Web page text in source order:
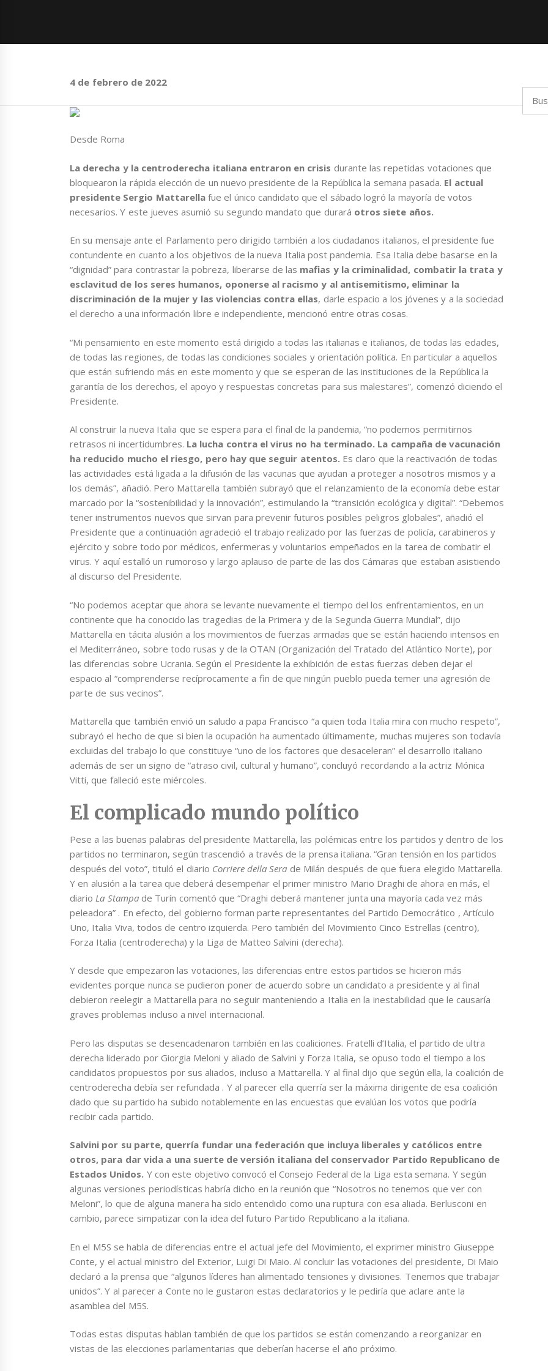
4 de febrero de 2022
Desde Roma
La derecha y la centroderecha italiana entraron en crisis durante las repetidas votaciones que
bloquearon la rápida elección de un nuevo presidente de la República la semana pasada. El actual
presidente Sergio Mattarellafue el único candidato que el sábado logró la mayoría de votos
necesarios. Y este jueves asumió su segundo mandato que durará otros siete años.
En su mensaje ante el Parlamento pero dirigido también a los ciudadanos italianos, el presidente fue
contundente en cuanto a los objetivos de la nueva Italia post pandemia. Esa Italia debe basarse en la
“dignidad” para contrastar la pobreza, liberarse de las mafias y la criminalidad, combatir la trata y
esclavitud de los seres humanos, oponerse al racismo y al antisemitismo, eliminar la
discriminación de la mujer y las violencias contra ellas, darle espacio a los jóvenes y a la sociedad
el derecho a una información libre e independiente, mencionó entre otras cosas.
“Mi pensamiento en este momento está dirigido a todas las italianas e italianos, de todas las edades,
de todas las regiones, de todas las condiciones sociales y orientación política. En particular a aquellos
que están sufriendo más en este momento y que se esperan de las instituciones de la República la
garantía de los derechos, el apoyo y respuestas concretas para sus malestares”, comenzó diciendo el
Presidente.
Al construir la nueva Italia que se espera para el final de la pandemia, “no podemos permitirnos
retrasos ni incertidumbres. La lucha contra el virus no ha terminado. La campaña de vacunación
ha reducido mucho el riesgo, pero hay que seguir atentos. Es claro que la reactivación de todas
las actividades está ligada a la difusión de las vacunas que ayudan a proteger a nosotros mismos y a
los demás”, añadió. Pero Mattarella también subrayó que el relanzamiento de la economía debe estar
marcado por la “sostenibilidad y la innovación”, estimulando la “transición ecológica y digital”. “Debemos
tener instrumentos nuevos que sirvan para prevenir futuros posibles peligros globales”, añadió el
Presidente que a continuación agradeció el trabajo realizado por las fuerzas de policía, carabineros y
ejército y sobre todo por médicos, enfermeras y voluntarios empeñados en la tarea de combatir el
virus. Y aquí estalló un rumoroso y largo aplauso de parte de las dos Cámaras que estaban asistiendo
al discurso del Presidente.
“No podemos aceptar que ahora se levante nuevamente el tiempo del los enfrentamientos, en un
continente que ha conocido las tragedias de la Primera y de la Segunda Guerra Mundial”, dijo
Mattarella en tácita alusión a los movimientos de fuerzas armadas que se están haciendo intensos en
el Mediterráneo, sobre todo rusas y de la OTAN (Organización del Tratado del Atlántico Norte), por
las diferencias sobre Ucrania. Según el Presidente la exhibición de estas fuerzas deben dejar el
espacio al “comprenderse recíprocamente a fin de que ningún pueblo pueda temer una agresión de
parte de sus vecinos”.
Mattarella que también envió un saludo a papa Francisco “a quien toda Italia mira con mucho respeto”,
subrayó el hecho de que si bien la ocupación ha aumentado últimamente, muchas mujeres son todavía
excluidas del trabajo lo que constituye “uno de los factores que desaceleran” el desarrollo italiano
además de ser un signo de “atraso civil, cultural y humano”, concluyó recordando a la actriz Mónica
Vitti, que falleció este miércoles.
El complicado mundo político
Pese a las buenas palabras del presidente Mattarella, las polémicas entre los partidos y dentro de los
partidos no terminaron, según trascendió a través de la prensa italiana. “Gran tensión en los partidos
después del voto”, tituló el diario Corriere della Sera de Milán después de que fuera elegido Mattarella.
Y en alusión a la tarea que deberá desempeñar el primer ministro Mario Draghi de ahora en más, el
diario La Stampade Turín comentó que “Draghi deberá mantener junta una mayoría cada vez más
peleadora” . En efecto, del gobierno forman parte representantes del Partido Democrático , Artículo
Uno, Italia Viva, todos de centro izquierda. Pero también del Movimiento Cinco Estrellas (centro),
Forza Italia (centroderecha) y la Liga de Matteo Salvini (derecha).
Y desde que empezaron las votaciones, las diferencias entre estos partidos se hicieron más
evidentes porque nunca se pudieron poner de acuerdo sobre un candidato a presidente y al final
debieron reelegir a Mattarella para no seguir manteniendo a Italia en la inestabilidad que le causaría
graves problemas incluso a nivel internacional.
Pero las disputas se desencadenaron también en las coaliciones. Fratelli d’Italia, el partido de ultra
derecha liderado por Giorgia Meloni y aliado de Salvini y Forza Italia, se opuso todo el tiempo a los
candidatos propuestos por sus aliados, incluso a Mattarella. Y al final dijo que según ella, la coalición de
centroderecha debía ser refundada . Y al parecer ella querría ser la máxima dirigente de esa coalición
dado que su partido ha subido notablemente en las encuestas que evalúan los votos que podría
recibir cada partido.
Salvini por su parte, querría fundar una federación que incluya liberales y católicos entre
otros, para dar vida a una suerte de versión italiana del conservador Partido Republicano de
Estados Unidos. Y con este objetivo convocó el Consejo Federal de la Liga esta semana. Y según
algunas versiones periodísticas habría dicho en la reunión que “Nosotros no tenemos que ver con
Meloni”, lo que de alguna manera ha sido entendido como una ruptura con esa aliada. Berlusconi en
cambio, parece simpatizar con la idea del futuro Partido Republicano a la italiana.
En el M5S se habla de diferencias entre el actual jefe del Movimiento, el exprimer ministro Giuseppe
Conte, y el actual ministro del Exterior, Luigi Di Maio. Al concluir las votaciones del presidente, Di Maio
declaró a la prensa que “algunos líderes han alimentado tensiones y divisiones. Tenemos que trabajar
unidos”. Y al parecer a Conte no le gustaron estas declaratorios y le pediría que aclare ante la
asamblea del M5S.
Todas estas disputas hablan también de que los partidos se están comenzando a reorganizar en
vistas de las elecciones parlamentarias que deberían hacerse el año próximo.